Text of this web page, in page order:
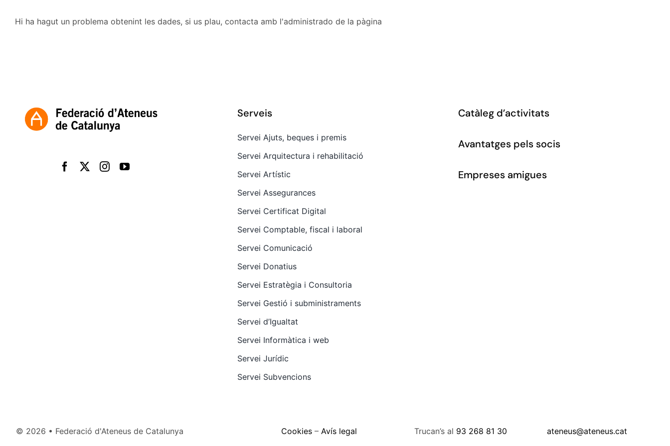
Hi ha hagut un problema obtenint les dades, si us plau, contacta amb l'administrado de la pàgina
Serveis
Servei Ajuts, beques i premis
Servei Arquitectura i rehabilitació
Servei Artístic
Servei Assegurances
Servei Certificat Digital
Servei Comptable, fiscal i laboral
Servei Comunicació
Servei Donatius
Servei Estratègia i Consultoria
Servei Gestió i subministraments
Servei d’Igualtat
Servei Informàtica i web
Servei Jurídic
Servei Subvencions
Catàleg d’activitats
Avantatges pels socis
Empreses amigues
© 2026 • Federació d'Ateneus de Catalunya Cookies –Avís legal Trucan’s al 93 268 81 30 ateneus@ateneus.cat